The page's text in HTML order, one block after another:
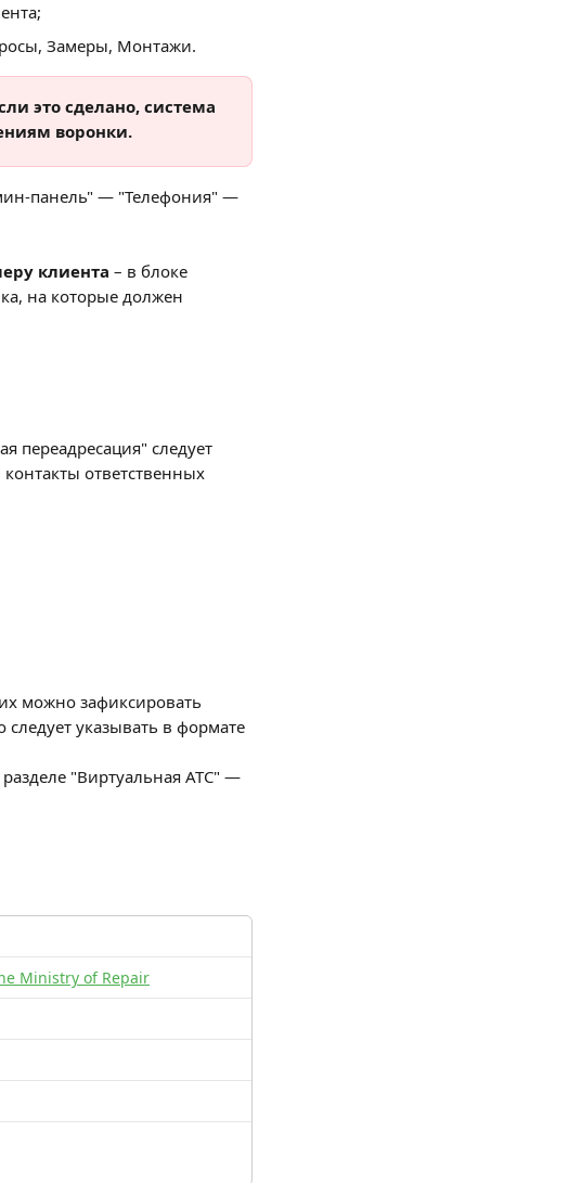
Замеры, Монтажи.
это сделано, система
воронки.
панель" — "Телефония" —
клиента – в блоке
на которые должен
переадресация" следует
ответственных
можно зафиксировать
указывать в формате
"Виртуальная АТС" —
Ministry of Repair